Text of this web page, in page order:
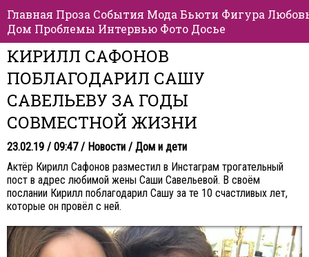
Главная Проза События Мода Бьюти Фигура
Дом Проблемы Интервью Фото Досье
КИРИЛЛ САФОНОВ
ПОБЛАГОДАРИЛ САШУ
САВЕЛЬЕВУ ЗА ГОДЫ
СОВМЕСТНОЙ ЖИЗНИ
23.02.19 / 09:47 / Новости / Дом и дети
Актёр Кирилл Сафонов разместил в Инстаграм трогательный
пост в адрес любимой жены Саши Савельевой. В своём
послании Кирилл поблагодарил Сашу за те 10 счастливых лет,
которые он провёл с ней.